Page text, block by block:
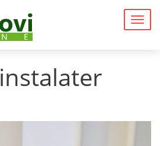
instalater